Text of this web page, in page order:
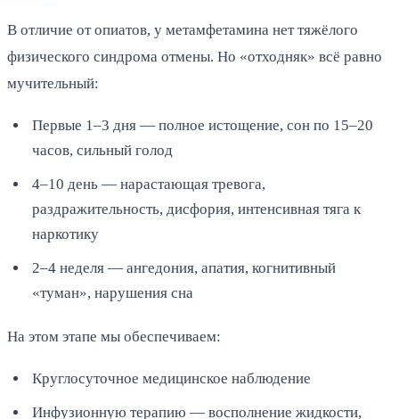
В отличие от опиатов, у метамфетамина нет тяжёлого
физического синдрома отмены. Но «отходняк» всё равно
мучительный:
Первые 1–3 дня — полное истощение, сон по 15–20
часов, сильный голод
4–10 день — нарастающая тревога,
раздражительность, дисфория, интенсивная тяга к
наркотику
2–4 неделя — ангедония, апатия, когнитивный
«туман», нарушения сна
На этом этапе мы обеспечиваем:
Круглосуточное медицинское наблюдение
Инфузионную терапию — восполнение жидкости,